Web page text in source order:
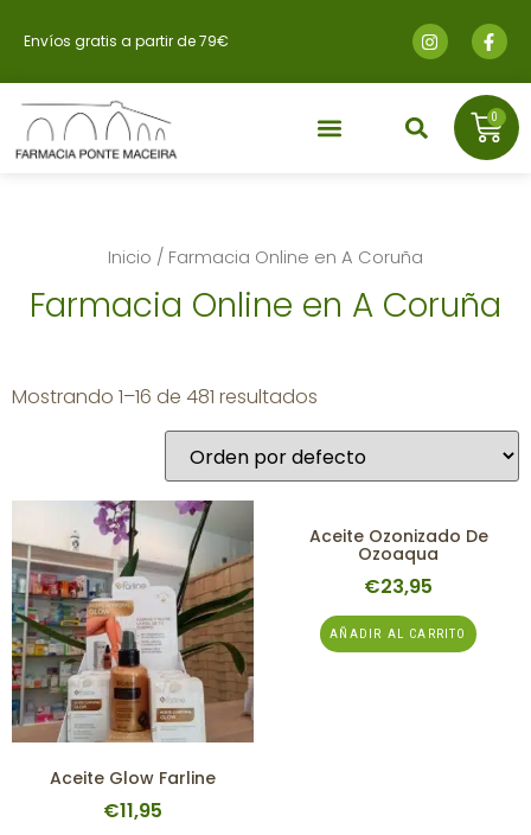
Envíos gratis a partir de 79€
0
Inicio / Farmacia Online en A Coruña
Farmacia Online en A Coruña
Mostrando 1–16 de 481 resultados
Aceite Glow Farline
€11,95
Aceite Ozonizado De
Ozoaqua
€23,95
AÑADIR AL CARRITO